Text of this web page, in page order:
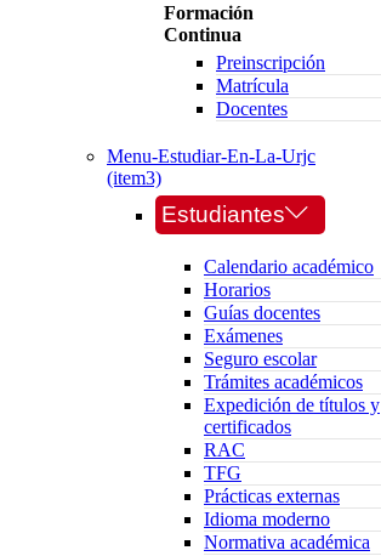
Formación
Continua
Preinscripción
Matrícula
Docentes
Menu-Estudiar-En-La-Urjc
(item3)
Estudiantes
Calendario académico
Horarios
Guías docentes
Exámenes
Seguro escolar
Trámites académicos
Expedición de títulos y
certificados
RAC
TFG
Prácticas externas
Idioma moderno
Normativa académica